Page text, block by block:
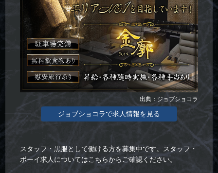
出典：ジョブショコラ
ジョブショコラで求人情報を見る
スタッフ・黒服として働ける方を募集中です。スタッフ・
ボーイ求人についてはこちらからご確認ください。